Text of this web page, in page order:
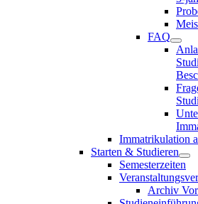
FAQ
Immatrikulation
Starten & Studieren
Semesterzeiten
Archiv